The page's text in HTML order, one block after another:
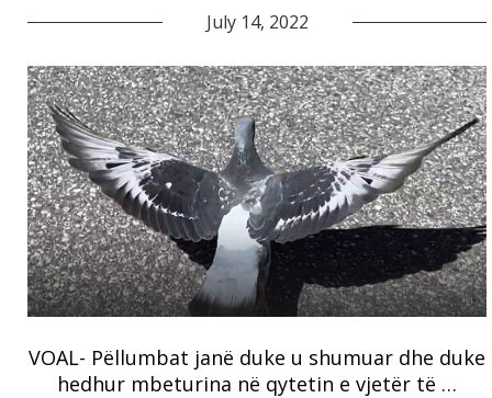
July 14, 2022
VOAL- Pëllumbat janë duke u shumuar dhe duke
hedhur mbeturina në qytetin e vjetër të …